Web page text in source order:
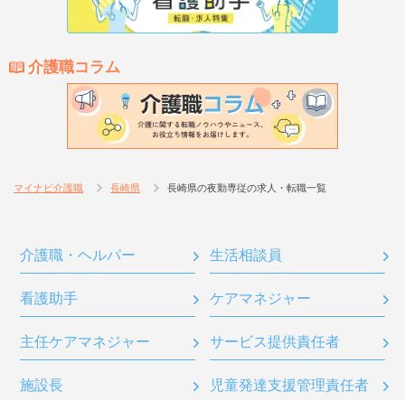
介護職コラム
マイナビ介護職 長崎県 長崎県の夜勤専従の求人・転職一覧
介護職・ヘルパー 生活相談員
看護助手 ケアマネジャー
主任ケアマネジャー サービス提供責任者
施設長 児童発達支援管理責任者